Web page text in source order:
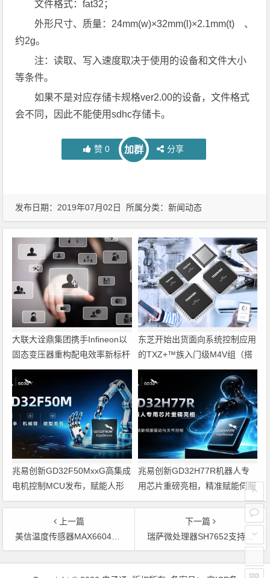
文件格式：fat32；
外形尺寸、质量：24mm(w)×32mm(l)×2.1mm(t) 、
约2g。
注：读取、写入速度取决于使用的设备和文件大小
等条件。
如果不是对应存储卡规格ver2.00的设备，文件格式
会不同，因此不能使用sdhc存储卡。
赞 0 加群 分享
发布日期：2019年07月02日 所属分类：新闻动态
大联大诠鼎集团携手Infineon以
固态变压器重构配电效率新标杆
东芝开始出货面向系统控制应用
的TXZ+™族入门级M4V组（搭
载Arm Cortex‑M4内核的标准微
控制器）工程样品
兆易创新GD32F50MxxG高集成
电机控制MCU发布，赋能人形
机器人关节驱动革新
兆易创新GD32H77R机器人专
用芯片重磅亮相，精准赋能伺服
驱动与关节控制
上一篇
美信温度传感器MAX6604可用于监视DDR模块温度
下一篇
瑞萨微处理器SH7652支持IP广播和DTCP-IP版权保护
文章导航